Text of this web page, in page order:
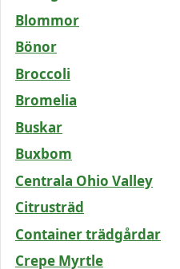
Blommor
Bönor
Broccoli
Bromelia
Buskar
Buxbom
Centrala Ohio Valley
Citrusträd
Container trädgårdar
Crepe Myrtle